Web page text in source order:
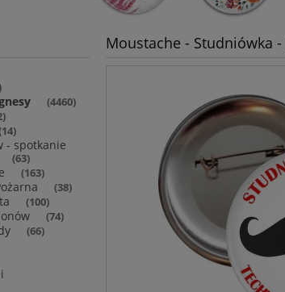
(4460)
- spotkanie
(63)
(163)
(38)
(100)
(74)
(66)
Moustache - Studniówka